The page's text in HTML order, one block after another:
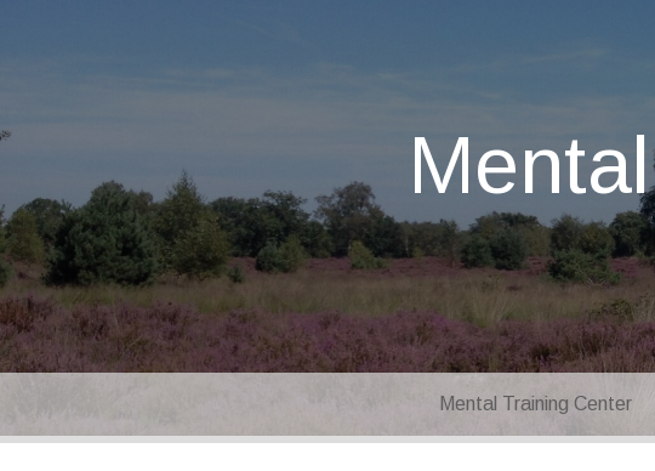
Mental Training Center